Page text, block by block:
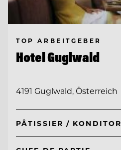
TOP ARBEITGEBER
Hotel Guglwald
4191 Guglwald, Österreich
PÂTISSIER / KONDITOR